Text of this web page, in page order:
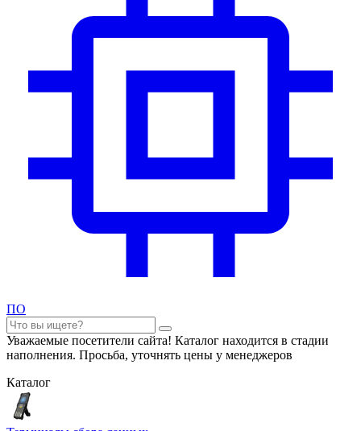
ПО
Уважаемые посетители сайта! Каталог находится в стадии
наполнения. Просьба, уточнять цены у менеджеров
Каталог